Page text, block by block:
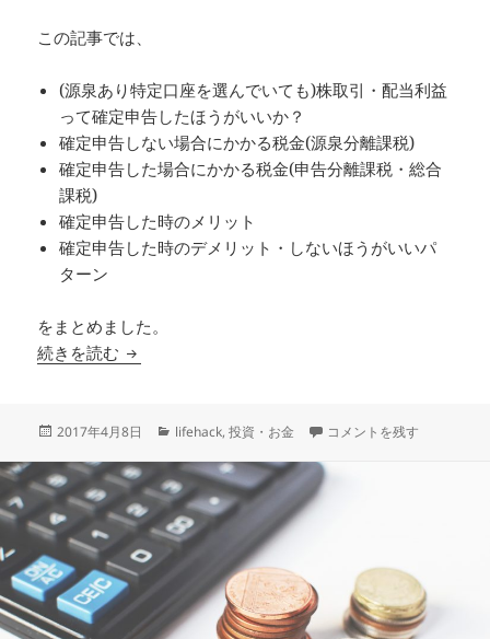
この記事では、
(源泉あり特定口座を選んでいても)株取引・配当利益
って確定申告したほうがいいか？
確定申告しない場合にかかる税金(源泉分離課税)
確定申告した場合にかかる税金(申告分離課税・総合
課税)
確定申告した時のメリット
確定申告した時のデメリット・しないほうがいいパ
ターン
をまとめました。
続きを読む 株取引の基本 – 確定申告で節税対策できるかチ
投
日:
2017年4月8日
カ
ゴ
リ
ー
lifehack,投資・お金 株取引の基本 – 確定申告
コメントを残す